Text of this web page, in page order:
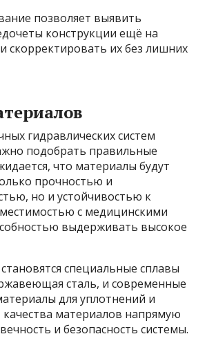
позволяет выявить
конструкции ещё на
скорректировать их без лишних
гидравлических систем
подобрать правильные
что материалы будут
прочностью и
но и устойчивостью к
с медицинскими
выдерживать высокое
специальные сплавы
сталь, и современные
для уплотнений и
материалов напрямую
и безопасность системы.